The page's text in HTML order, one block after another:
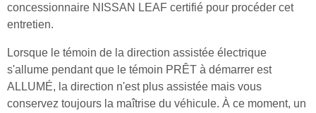
concessionnaire NISSAN LEAF certifié pour procéder cet
entretien.
Lorsque le témoin de la direction assistée électrique
s'allume pendant que le témoin PRÊT à démarrer est
ALLUMÉ, la direction n'est plus assistée mais vous
conservez toujours la maîtrise du véhicule. À ce moment, un